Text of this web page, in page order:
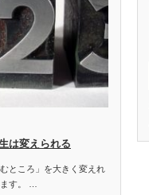
は変えられる
ところ」を大きく変えれ
す。 …